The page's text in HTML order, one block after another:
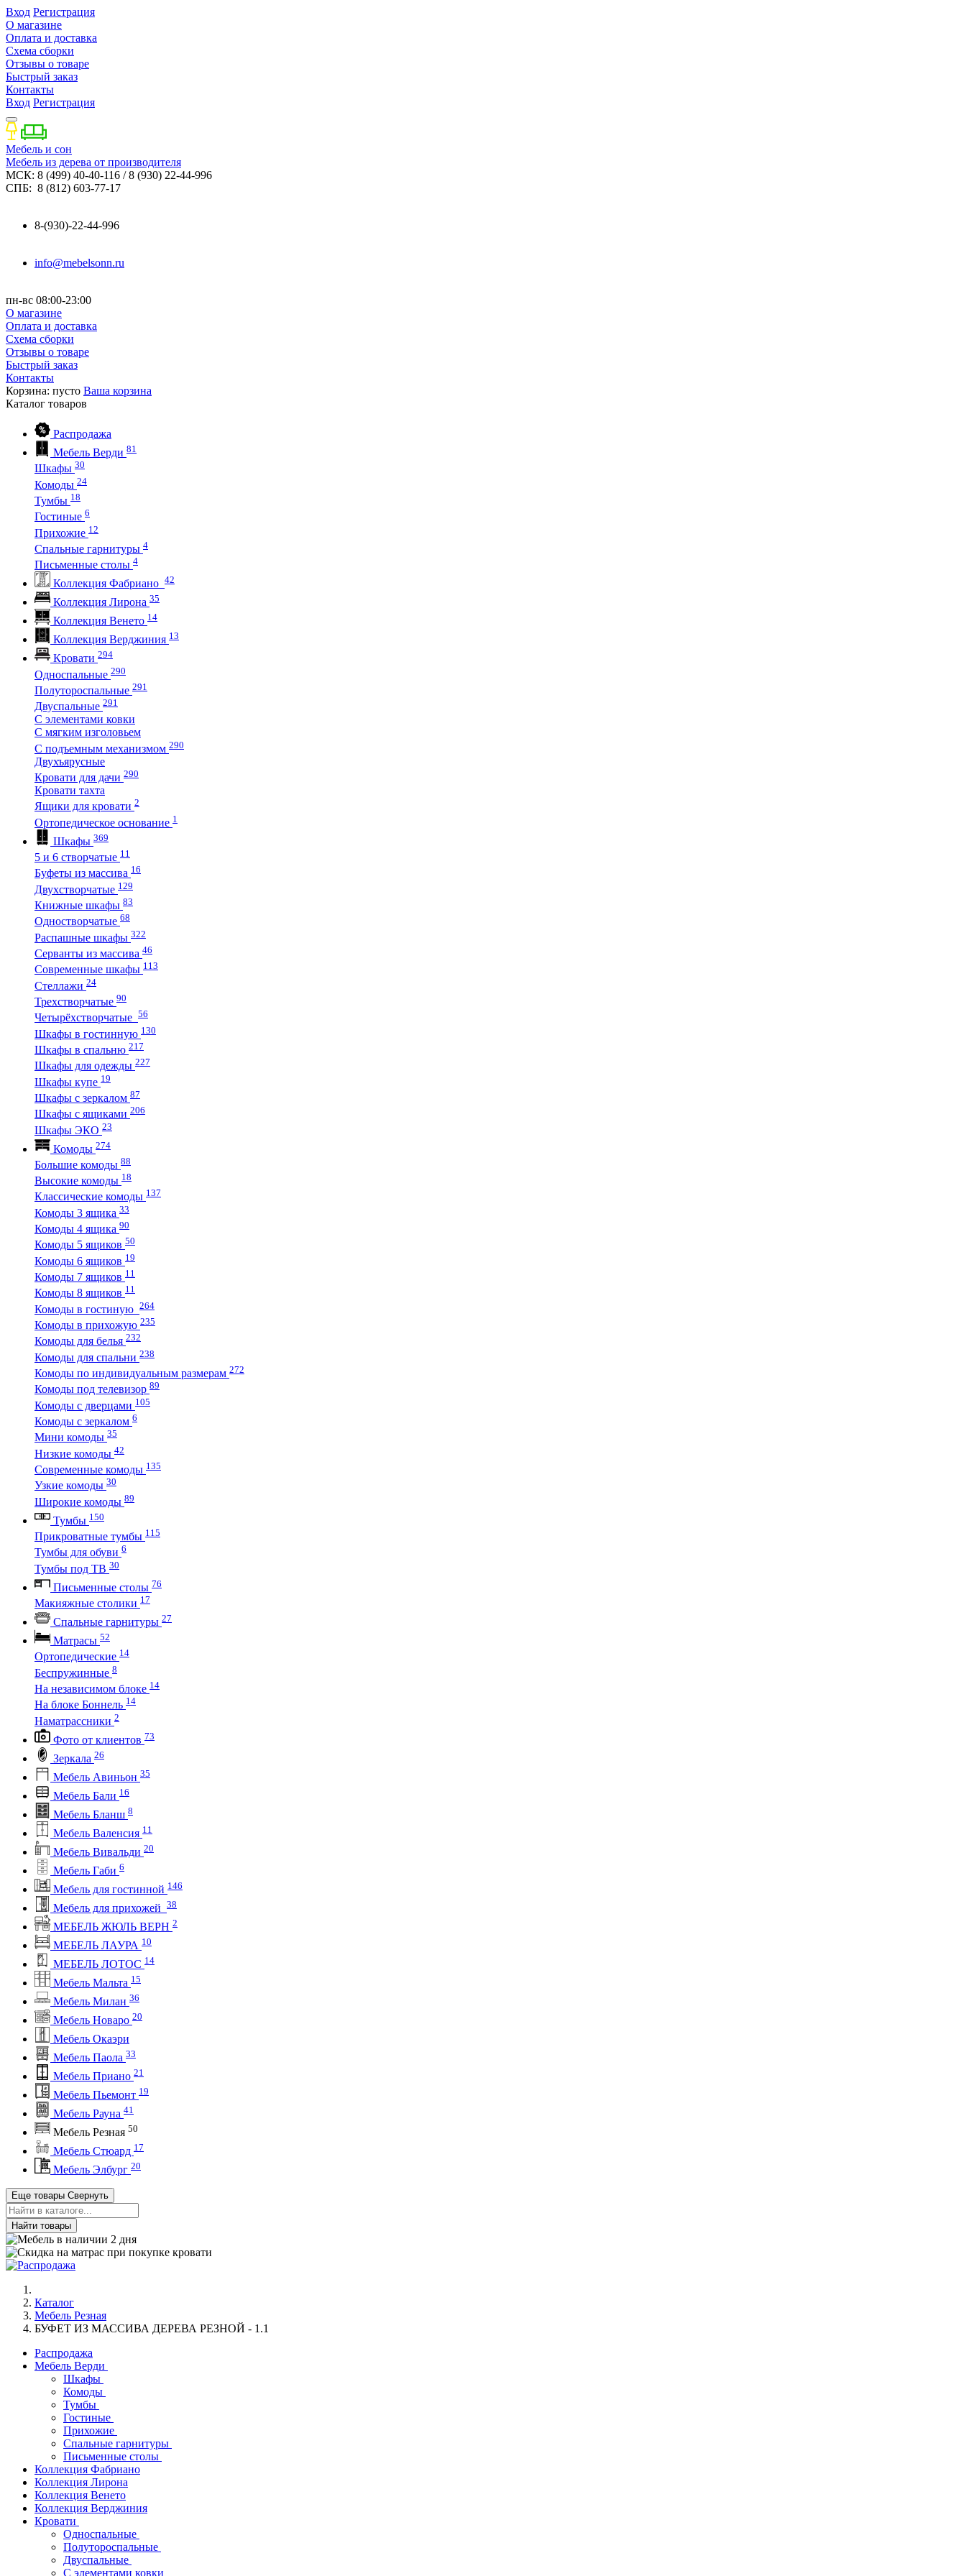
Вход Регистрация
О магазине
Оплата и доставка
Схема сборки
Отзывы о товаре
Быстрый заказ
Контакты
Вход Регистрация
Мебель и сон
Мебель из дерева от производителя
МСК: 8 (499) 40-40-116 / 8 (930) 22-44-996
СПБ: 8 (812) 603-77-17
8-(930)-22-44-996
info@mebelsonn.ru
пн-вс 08:00-23:00
О магазине
Оплата и доставка
Схема сборки
Отзывы о товаре
Быстрый заказ
Контакты
Корзина: пусто Ваша корзина
Каталог товаров
Распродажа
Мебель Верди 81
Шкафы 30
Комоды 24
Тумбы 18
Гостиные 6
Прихожие 12
Спальные гарнитуры 4
Письменные столы 4
Коллекция Фабриано 42
Коллекция Лирона 35
Коллекция Венето 14
Коллекция Верджиния 13
Кровати 294
Односпальные 290
Полутороспальные 291
Двуспальные 291
С элементами ковки
С мягким изголовьем
С подъемным механизмом 290
Двухъярусные
Кровати для дачи 290
Кровати тахта
Ящики для кровати 2
Ортопедическое основание 1
Шкафы 369
5 и 6 створчатые 11
Буфеты из массива 16
Двухстворчатые 129
Книжные шкафы 83
Одностворчатые 68
Распашные шкафы 322
Серванты из массива 46
Современные шкафы 113
Стеллажи 24
Трехстворчатые 90
Четырёхстворчатые 56
Шкафы в гостинную 130
Шкафы в спальню 217
Шкафы для одежды 227
Шкафы купе 19
Шкафы с зеркалом 87
Шкафы с ящиками 206
Шкафы ЭКО 23
Комоды 274
Большие комоды 88
Высокие комоды 18
Классические комоды 137
Комоды 3 ящика 33
Комоды 4 ящика 90
Комоды 5 ящиков 50
Комоды 6 ящиков 19
Комоды 7 ящиков 11
Комоды 8 ящиков 11
Комоды в гостиную 264
Комоды в прихожую 235
Комоды для белья 232
Комоды для спальни 238
Комоды по индивидуальным размерам 272
Комоды под телевизор 89
Комоды с дверцами 105
Комоды с зеркалом 6
Мини комоды 35
Низкие комоды 42
Современные комоды 135
Узкие комоды 30
Широкие комоды 89
Тумбы 150
Прикроватные тумбы 115
Тумбы для обуви 6
Тумбы под ТВ 30
Письменные столы 76
Макияжные столики 17
Спальные гарнитуры 27
Матрасы 52
Ортопедические 14
Беспружинные 8
На независимом блоке 14
На блоке Боннель 14
Наматрассники 2
Фото от клиентов 73
Зеркала 26
Мебель Авиньон 35
Мебель Бали 16
Мебель Бланш 8
Мебель Валенсия 11
Мебель Вивальди 20
Мебель Габи 6
Мебель для гостинной 146
Мебель для прихожей 38
МЕБЕЛЬ ЖЮЛЬ ВЕРН 2
МЕБЕЛЬ ЛАУРА 10
МЕБЕЛЬ ЛОТОС 14
Мебель Мальта 15
Мебель Милан 36
Мебель Новаро 20
Мебель Окаэри
Мебель Паола 33
Мебель Приано 21
Мебель Пьемонт 19
Мебель Рауна 41
Мебель Резная 50
Мебель Стюард 17
Мебель Элбург 20
Еще товары Свернуть
Найти товары
Каталог
Мебель Резная
БУФЕТ ИЗ МАССИВА ДЕРЕВА РЕЗНОЙ - 1.1
Распродажа
Мебель Верди
Шкафы
Комоды
Тумбы
Гостиные
Прихожие
Спальные гарнитуры
Письменные столы
Коллекция Фабриано
Коллекция Лирона
Коллекция Венето
Коллекция Верджиния
Кровати
Односпальные
Полутороспальные
Двуспальные
С элементами ковки